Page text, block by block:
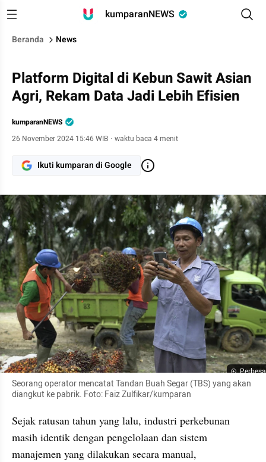
kumparanNEWS
Beranda News
Platform Digital di Kebun Sawit Asian
Agri, Rekam Data Jadi Lebih Efisien
kumparanNEWS
26 November 2024 15:46 WIB · waktu baca 4 menit
Ikuti kumparan di Google
Seorang operator mencatat Tandan Buah Segar (TBS) yang akan
diangkut ke pabrik. Foto: Faiz Zulfikar/kumparan
Sejak ratusan tahun yang lalu, industri perkebunan
masih identik dengan pengelolaan dan sistem
manajemen yang dilakukan secara manual,